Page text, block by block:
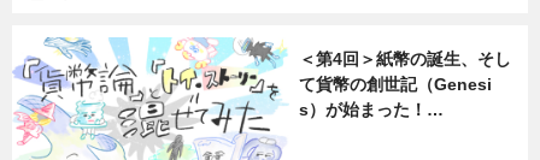
＜第4回＞紙幣の誕生、そし
て貨幣の創世記（Genesi
s）が始まった！…